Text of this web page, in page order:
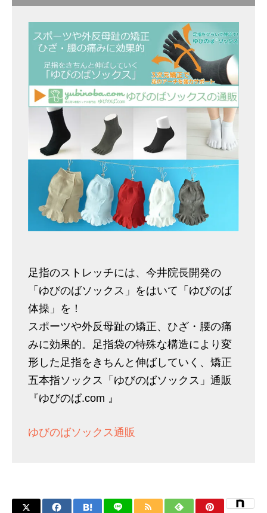
足指のストレッチには、今井院長開発の
「ゆびのばソックス」をはいて「ゆびのば
体操」を！
スポーツや外反母趾の矯正、ひざ・腰の痛
みに効果的。足指袋の特殊な構造により変
形した足指をきちんと伸ばしていく、矯正
五本指ソックス「ゆびのばソックス」通販
『ゆびのば.com 』
ゆびのばソックス通販